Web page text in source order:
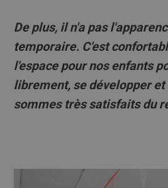
De plus, il n'a pas
temporaire. C'est
l'espace pour nos enfants
librement, se développer
sommes très satisfaits du